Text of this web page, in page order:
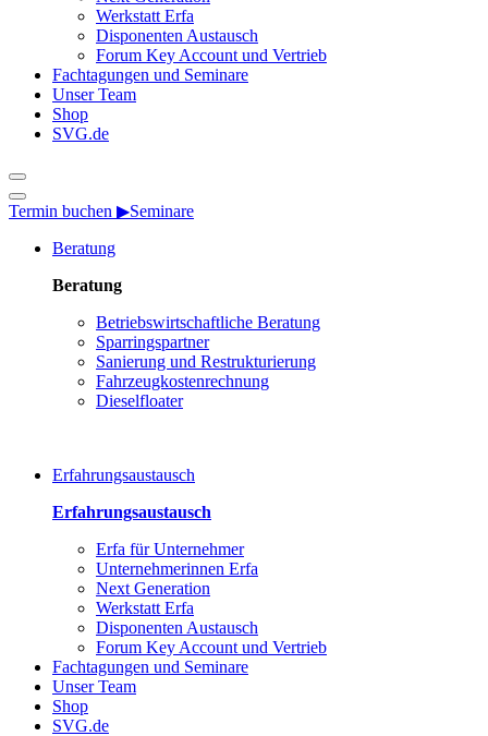
Werkstatt Erfa
Disponenten Austausch
Forum Key Account und Vertrieb
Fachtagungen und Seminare
Unser Team
Shop
SVG.de
Termin buchen ▶Seminare
Beratung
Beratung
Betriebswirtschaftliche Beratung
Sparringspartner
Sanierung und Restrukturierung
Fahrzeugkostenrechnung
Dieselfloater
Erfahrungsaustausch
Erfahrungsaustausch
Erfa für Unternehmer
Unternehmerinnen Erfa
Next Generation
Werkstatt Erfa
Disponenten Austausch
Forum Key Account und Vertrieb
Fachtagungen und Seminare
Unser Team
Shop
SVG.de